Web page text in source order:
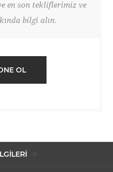
en son tekliflerimiz ve
bilgi alın.
OL